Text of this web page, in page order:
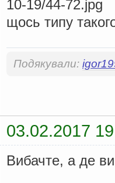
щось типу
Подякували:
03.02.2017
Вибачте, а де